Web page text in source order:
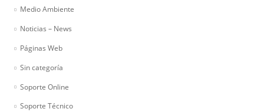
Medio Ambiente
Noticias – News
Páginas Web
Sin categoría
Soporte Online
Soporte Técnico